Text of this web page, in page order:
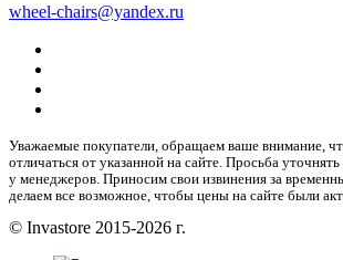
wheel-chairs@yandex.ru
Уважаемые покупатели, обращаем ваше внимание,
отличаться от указанной на сайте. Просьба
у менеджеров. Приносим свои извинения за
делаем все возможное, чтобы цены на сайте были
© Invastore 2015-2026 г.